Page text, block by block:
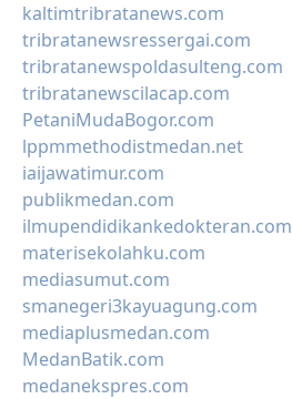
kaltimtribratanews.com
tribratanewsressergai.com
tribratanewspoldasulteng.com
tribratanewscilacap.com
PetaniMudaBogor.com
lppmmethodistmedan.net
iaijawatimur.com
publikmedan.com
ilmupendidikankedokteran.com
materisekolahku.com
mediasumut.com
smanegeri3kayuagung.com
mediaplusmedan.com
MedanBatik.com
medanekspres.com